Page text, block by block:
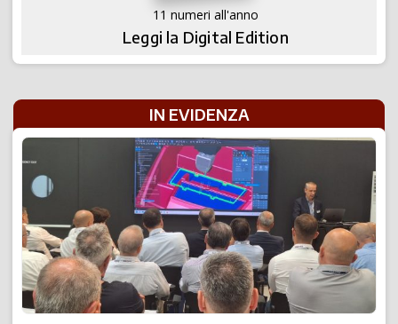
11 numeri all'anno
Leggi la Digital Edition
IN EVIDENZA